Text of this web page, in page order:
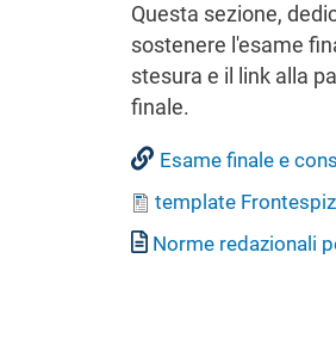
Questa sezione,
sostenere l'esame
stesura e il link alla
finale.
Esame finale e
Documento
template
Documento
Norme redazionali